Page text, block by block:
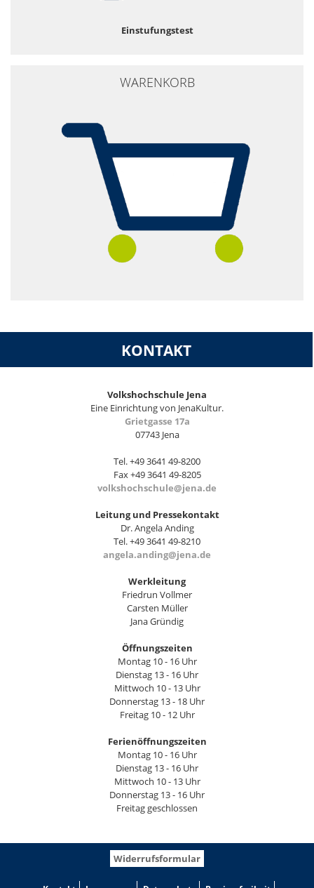
Einstufungstest
WARENKORB
KONTAKT
Volkshochschule Jena
Eine Einrichtung von JenaKultur.
Grietgasse 17a
07743 Jena
Tel. +49 3641 49-8200
Fax +49 3641 49-8205
volkshochschule@jena.de
Leitung und Pressekontakt
Dr. Angela Anding
Tel. +49 3641 49-8210
angela.anding@jena.de
Werkleitung
Friedrun Vollmer
Carsten Müller
Jana Gründig
Öffnungszeiten
Montag 10 - 16 Uhr
Dienstag 13 - 16 Uhr
Mittwoch 10 - 13 Uhr
Donnerstag 13 - 18 Uhr
Freitag 10 - 12 Uhr
Ferienöffnungszeiten
Montag 10 - 16 Uhr
Dienstag 13 - 16 Uhr
Mittwoch 10 - 13 Uhr
Donnerstag 13 - 16 Uhr
Freitag geschlossen
Widerrufsformular